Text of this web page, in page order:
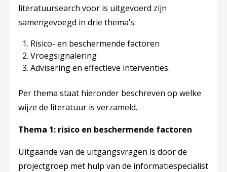
literatuursearch voor is uitgevoerd zijn
samengevoegd in drie thema’s:
Risico- en beschermende factoren
Vroegsignalering
Advisering en effectieve interventies.
Per thema staat hieronder beschreven op welke
wijze de literatuur is verzameld.
Thema 1: risico en beschermende factoren
Uitgaande van de uitgangsvragen is door de
projectgroep met hulp van de informatiespecialist